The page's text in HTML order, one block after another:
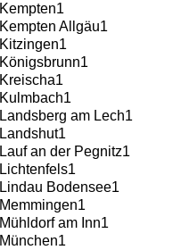
Kempten1
Kempten Allgäu1
Kitzingen1
Königsbrunn1
Kreischa1
Kulmbach1
Landsberg am Lech1
Landshut1
Lauf an der Pegnitz1
Lichtenfels1
Lindau Bodensee1
Memmingen1
Mühldorf am Inn1
München1